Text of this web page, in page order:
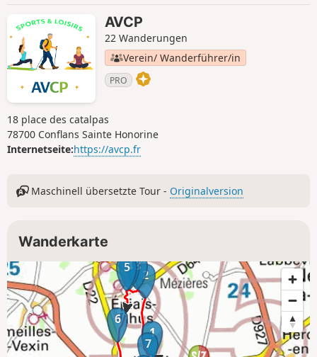
AVCP
22 Wanderungen
Verein/ Wanderführer/in
PRO
18 place des catalpas
78700 Conflans Sainte Honorine
Internetseite:https://avcp.fr
Maschinell übersetzte Tour - Originalversion
Wanderkarte
1
2
3
4
5
6
7